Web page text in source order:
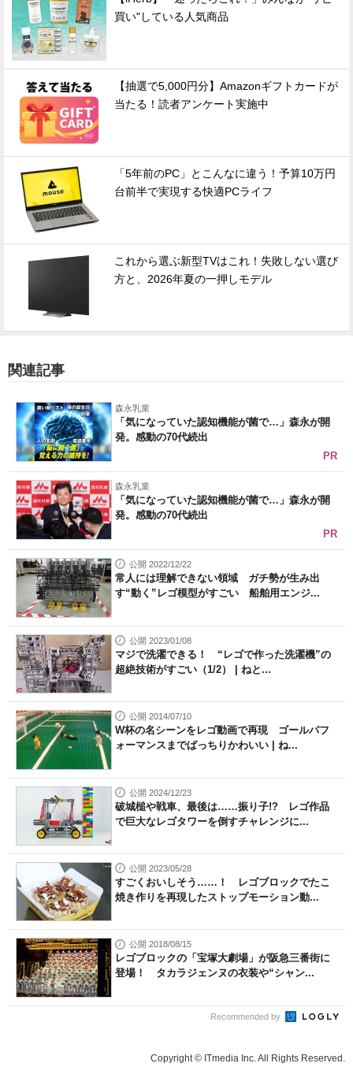
買い"している人気商品
【抽選で5,000円分】Amazonギフトカードが
当たる！読者アンケート実施中
「5年前のPC」とこんなに違う！予算10万円
台前半で実現する快適PCライフ
これから選ぶ新型TVはこれ！失敗しない選び
方と、2026年夏の一押しモデル
関連記事
森永乳業
「気になっていた認知機能が菌で…」森永が開
発。感動の70代続出
PR
森永乳業
「気になっていた認知機能が菌で…」森永が開
発。感動の70代続出
PR
公開 2022/12/22
常人には理解できない領域 ガチ勢が生み出
す“動く”レゴ模型がすごい 船舶用エンジ...
公開 2023/01/08
マジで洗濯できる！ “レゴで作った洗濯機”の
超絶技術がすごい（1/2） | ねと...
公開 2014/07/10
W杯の名シーンをレゴ動画で再現 ゴールパフ
ォーマンスまでばっちりかわいい | ね...
公開 2024/12/23
破城槌や戦車、最後は……振り子!? レゴ作品
で巨大なレゴタワーを倒すチャレンジに...
公開 2023/05/28
すごくおいしそう……！ レゴブロックでたこ
焼き作りを再現したストップモーション動...
公開 2018/08/15
レゴブロックの「宝塚大劇場」が阪急三番街に
登場！ タカラジェンヌの衣装や“シャン...
Recommended by
Copyright © ITmedia Inc. All Rights Reserved.